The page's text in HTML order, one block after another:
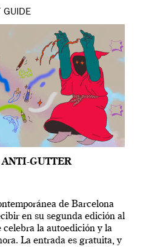
GUIDE
GUTTER
de Barcelona
en su segunda edición al
la autoedición y la
La entrada es gratuita, y